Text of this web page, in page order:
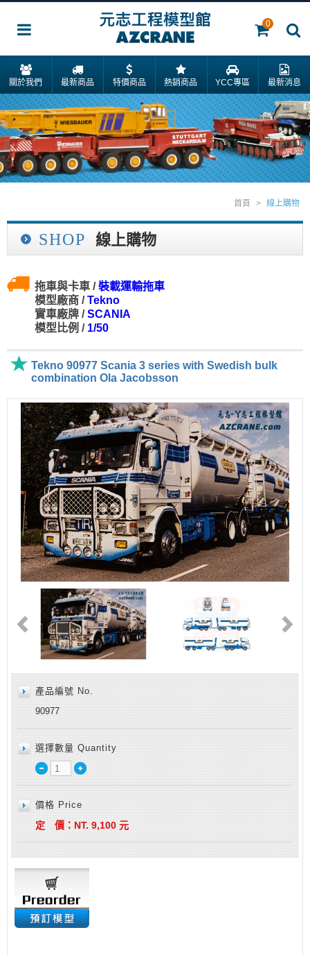
0
關於我們 最新商品 特價商品 熱銷商品 YCC專區 最新消息
SHOP 線上購物
首頁 > 線上購物
拖車與卡車 /裝載運輸拖車
模型廠商 /Tekno
實車廠牌 /SCANIA
模型比例 / 1/50
Tekno 90977 Scania 3 series with Swedish bulk
combination Ola Jacobsson
產品編號 No.
90977
選擇數量 Quantity
價格 Price
定 價： NT. 9,100 元